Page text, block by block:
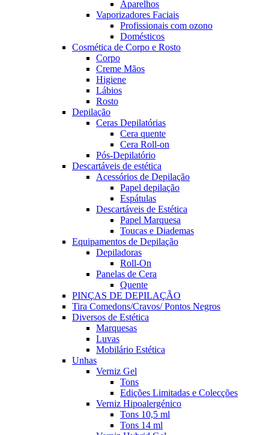
Aparelhos
Vaporizadores Faciais
Profissionais com ozono
Domésticos
Cosmética de Corpo e Rosto
Corpo
Creme Mãos
Higiene
Lábios
Rosto
Depilação
Ceras Depilatórias
Cera quente
Cera Roll-on
Pós-Depilatório
Descartáveis de estética
Acessórios de Depilação
Papel depilação
Espátulas
Descartáveis de Estética
Papel Marquesa
Toucas e Diademas
Equipamentos de Depilação
Depiladoras
Roll-On
Panelas de Cera
Quente
PINÇAS DE DEPILAÇÃO
Tira Comedons/Cravos/ Pontos Negros
Diversos de Estética
Marquesas
Luvas
Mobilário Estética
Unhas
Verniz Gel
Tons
Edições Limitadas e Colecções
Verniz Hipoalergénico
Tons 10,5 ml
Tons 14 ml